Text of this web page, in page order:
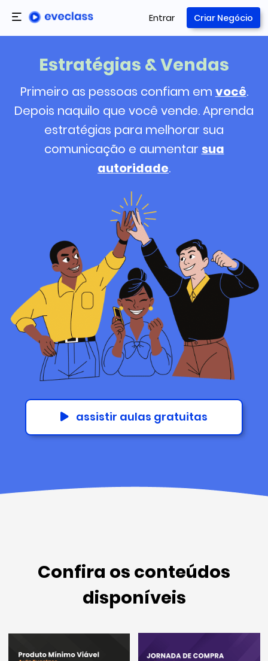
Entrar Criar Negócio
Estratégias & Vendas
Primeiro as pessoas confiam em você.
Depois naquilo que você vende. Aprenda
estratégias para melhorar sua
comunicação e aumentar sua
autoridade.
assistir aulas gratuitas
Confira os conteúdos
disponíveis